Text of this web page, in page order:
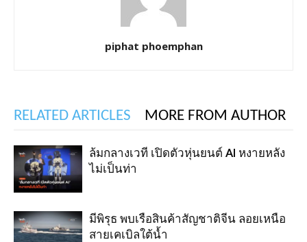
piphat phoemphan
RELATED ARTICLES MORE FROM AUTHOR
ล้มกลางเวที เปิดตัวหุ่นยนต์ AI หงายหลัง
ไม่เป็นท่า
มีพิรุธ พบเรือสินค้าสัญชาติจีน ลอยเหนือ
สายเคเบิลใต้น้ำ